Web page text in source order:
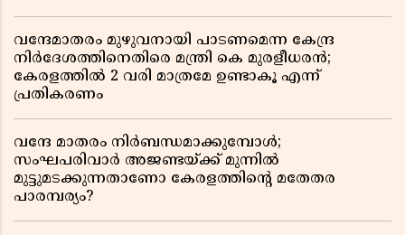
വന്ദേമാതരം മുഴുവനായി പാടണമെന്ന കേന്ദ്ര
നിർദേശത്തിനെതിരെ മന്ത്രി കെ മുരളീധരൻ;
കേരളത്തിൽ 2 വരി മാത്രമേ ഉണ്ടാകൂ എന്ന്
പ്രതികരണം
വന്ദേ മാതരം നിർബന്ധമാക്കുമ്പോൾ;
സംഘപരിവാർ അജണ്ടയ്ക്ക് മുന്നിൽ
മുട്ടുമടക്കുന്നതാണോ കേരളത്തിന്റെ മതേതര
പാരമ്പര്യം?